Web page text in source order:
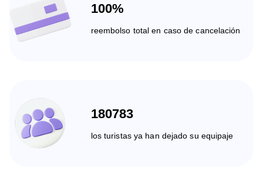
100%
reembolso total en caso de cancelación
180783
los turistas ya han dejado su equipaje